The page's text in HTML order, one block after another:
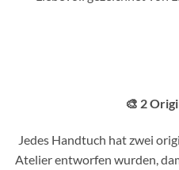
🎨 2
Jedes Handtuch hat zwei
Atelier entworfen wurden,